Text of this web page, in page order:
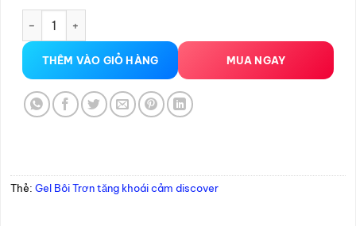
Gel Bôi Trơn tăng khoái cảm discover 30ml số lượng
THÊM VÀO GIỎ HÀNG MUA NGAY
Thẻ: Gel Bôi Trơn tăng khoái cảm discover